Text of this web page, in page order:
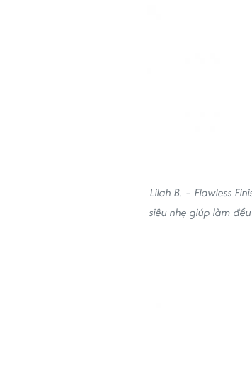
Lilah B. – Flawless
siêu nhẹ giúp làm